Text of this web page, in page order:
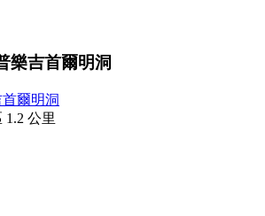
樂吉首爾明洞
爾明洞
公里